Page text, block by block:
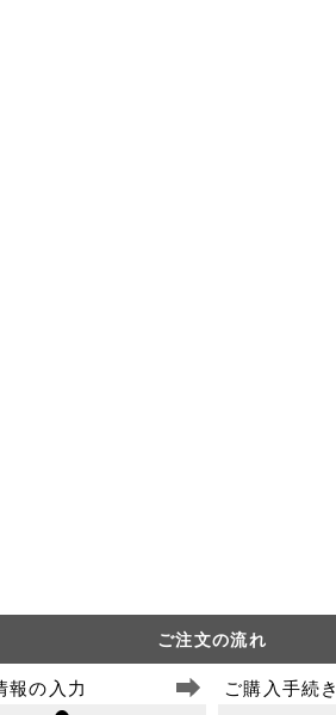
ご注文の流れ
報の入力 ご購入手続き